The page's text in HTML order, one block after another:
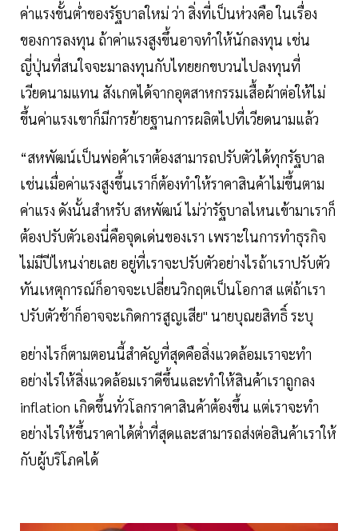
ค่าแรงขั้นต่ำของรัฐบาลใหม่ ว่า สิ่งที่เป็นห่วงคือ ในเรื่อง
ของการลงทุน ถ้าค่าแรงสูงขึ้นอาจทำให้นักลงทุน เช่น
ญี่ปุ่นที่สนใจจะมาลงทุนกับไทยยกขบวนไปลงทุนที่
เวียดนามแทน สังเกตได้จากอุตสาหกรรมเสื้อผ้าต่อให้ไม่
ขึ้นค่าแรงเขาก็มีการย้ายฐานการผลิตไปที่เวียดนามแล้ว
“สหพัฒน์เป็นพ่อค้าเราต้องสามารถปรับตัวได้ทุกรัฐบาล
เช่นเมื่อค่าแรงสูงขึ้นเราก็ต้องทำให้ราคาสินค้าไม่ขึ้นตาม
ค่าแรง ดังนั้นสำหรับ สหพัฒน์ ไม่ว่ารัฐบาลไหนเข้ามาเราก็
ต้องปรับตัวเองนี่คือจุดเด่นของเรา เพราะในการทำธุรกิจ
ไม่มีปีไหนง่ายเลย อยู่ที่เราจะปรับตัวอย่างไรถ้าเราปรับตัว
ทันเหตุการณ์ก็อาจจะเปลี่ยนวิกฤตเป็นโอกาส แต่ถ้าเรา
ปรับตัวช้าก็อาจจะเกิดการสูญเสีย" นายบุณยสิทธิ์ ระบุ
อย่างไรก็ตามตอนนี้สำคัญที่สุดคือสิ่งแวดล้อมเราจะทำ
อย่างไรให้สิ่งแวดล้อมเราดีขึ้นและทำให้สินค้าเราถูกลง
inflation เกิดขึ้นทั่วโลกราคาสินค้าต้องขึ้น แต่เราจะทำ
อย่างไรให้ขึ้นราคาได้ต่ำที่สุดและสามารถส่งต่อสินค้าเราให้
กับผู้บริโภคได้